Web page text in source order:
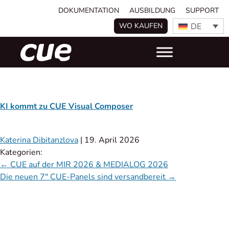
DOKUMENTATION AUSBILDUNG
SUPPORT
WO KAUFEN
DE
KI kommt zu CUE Visual Composer
Katerina Dibitanzlova | 19. April 2026
Kategorien:
← CUE auf der MIR 2026 & MEDIALOG 2026
Die neuen 7″ CUE-Panels sind versandbereit →